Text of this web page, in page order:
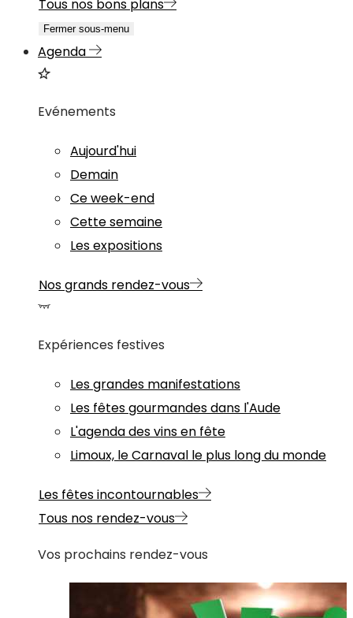
Tous nos bons plans
Fermer sous-menu
Agenda
Evénements
Aujourd'hui
Demain
Ce week-end
Cette semaine
Les expositions
Nos grands rendez-vous
Expériences festives
Les grandes manifestations
Les fêtes gourmandes dans l'Aude
L'agenda des vins en fête
Limoux, le Carnaval le plus long du monde
Les fêtes incontournables
Tous nos rendez-vous
Vos prochains rendez-vous